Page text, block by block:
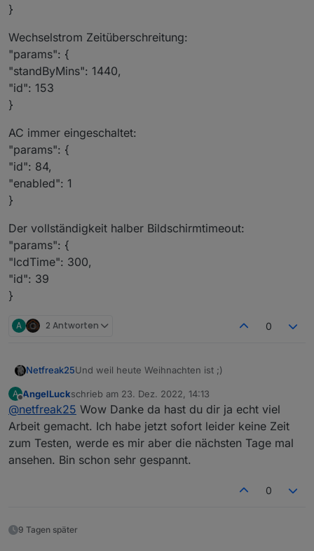
}
Wechselstrom Zeitüberschreitung:
"params": {
"standByMins": 1440,
"id": 153
}
AC immer eingeschaltet:
"params": {
"id": 84,
"enabled": 1
}
Der vollständigkeit halber Bildschirmtimeout:
"params": {
"lcdTime": 300,
"id": 39
}
A 2 Antworten 0
Netfreak25Und weil heute Weihnachten ist ;)
AC Enable/Disable
Published nach:
/app/UserID/Seriennummer/thing/property/set
Die UserID bekommt man auch von meinem mqqt
credentials skript.
  "operateType": "TCP",
Zum Sniffen einfach dieses Topic subscriben und
A
Offline
AngelLuckschrieb am 23. Dez. 2022, 14:13
zuletzt editiert von
@netfreak25 Wow Danke da hast du dir ja echt viel
Arbeit gemacht. Ich habe jetzt sofort leider keine Zeit
zum Testen, werde es mir aber die nächsten Tage mal
ansehen. Bin schon sehr gespannt.
0
9 Tagen später